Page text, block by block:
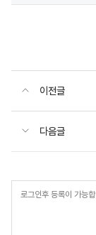
이전글
다음글